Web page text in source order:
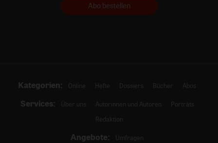
Abo bestellen
Kategorien: Online Hefte Dossiers Bücher Abos
Services: Über uns Autorinnen und Autoren
Porträts
Redaktion
Angebote: Umfragen